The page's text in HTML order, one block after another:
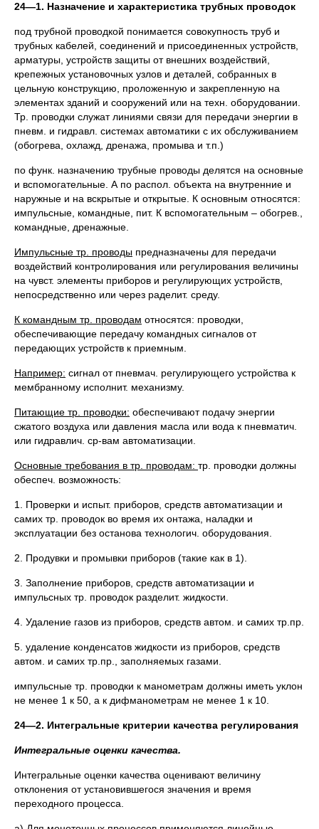
24—1. Назначение и характеристика трубных проводок
под трубной проводкой понимается совокупность труб и
трубных кабелей, соединений и присоединенных устройств,
арматуры, устройств защиты от внешних воздействий,
крепежных установочных узлов и деталей, собранных в
цельную конструкцию, проложенную и закрепленную на
элементах зданий и сооружений или на техн. оборудовании.
Тр. проводки служат линиями связи для передачи энергии в
пневм. и гидравл. системах автоматики с их обслуживанием
(обогрева, охлажд, дренажа, промыва и т.п.)
по функ. назначению трубные проводы делятся на основные
и вспомогательные. А по распол. объекта на внутренние и
наружные и на вскрытые и открытые. К основным относятся:
импульсные, командные, пит. К вспомогательным – обогрев.,
командные, дренажные.
Импульсные тр. проводы предназначены для передачи
воздействий контролирования или регулирования величины
на чувст. элементы приборов и регулирующих устройств,
непосредственно или через раделит. среду.
К командным тр. проводам относятся: проводки,
обеспечивающие передачу командных сигналов от
передающих устройств к приемным.
Например: сигнал от пневмач. регулирующего устройства к
мембранному исполнит. механизму.
Питающие тр. проводки: обеспечивают подачу энергии
сжатого воздуха или давления масла или вода к пневматич.
или гидравлич. ср-вам автоматизации.
Основные требования в тр. проводам: тр. проводки должны
обеспеч. возможность:
1. Проверки и испыт. приборов, средств автоматизации и
самих тр. проводок во время их онтажа, наладки и
эксплуатации без останова технологич. оборудования.
2. Продувки и промывки приборов (такие как в 1).
3. Заполнение приборов, средств автоматизации и
импульсных тр. проводок разделит. жидкости.
4. Удаление газов из приборов, средств автом. и самих тр.пр.
5. удаление конденсатов жидкости из приборов, средств
автом. и самих тр.пр., заполняемых газами.
импульсные тр. проводки к манометрам должны иметь уклон
не менее 1 к 50, а к дифманометрам не менее 1 к 10.
24—2. Интегральные критерии качества регулирования
Интегральные оценки качества.
Интегральные оценки качества оценивают величину
отклонения от установившегося значения и время
переходного процесса.